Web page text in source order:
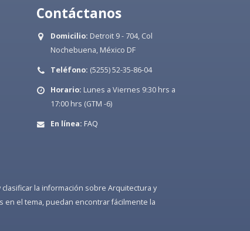
Contáctanos
Domicilio: Detroit 9 - 704, Col
Nochebuena, México DF
Teléfono: (5255) 52-35-86-04
Horario: Lunes a Viernes 9:30 hrs a
17:00 hrs (GTM -6)
En línea: FAQ
la información sobre Arquitectura y
el tema, puedan encontrar fácilmente la